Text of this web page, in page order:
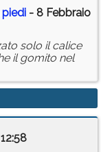
- 8 Febbraio
solo il calice
il gomito nel